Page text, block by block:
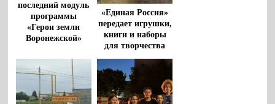
последний модуль
программы
«Герои земли
Воронежской»
«Единая Россия»
передает игрушки,
книги и наборы
для творчества
для маленьких
пациентов
больниц региона